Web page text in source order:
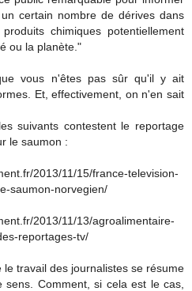
certain nombre de dérives dans
chimiques potentiellement
ou la planète."
vous n'êtes pas sûr qu'il y ait
Et, effectivement, on n'en sait
suivants contestent le reportage
le saumon :
2013/11/15/france-television-
saumon-norvegien/
2013/11/13/agroalimentaire-
reportages-tv/
le travail des journalistes se résume
Comment, si cela est le cas,